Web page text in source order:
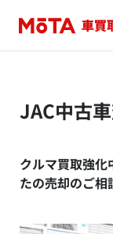
JAC中古
クルマ買取強
たの売却のご